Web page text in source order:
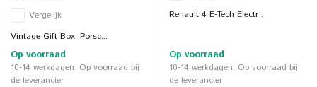
Vergelijk
Vintage Gift Box: Porsc...
Op voorraad
10-14 werkdagen: Op voorraad bij
de leverancier
Renault 4 E-Tech Electr...
Op voorraad
10-14 werkdagen: Op voorraad bij
de leverancier